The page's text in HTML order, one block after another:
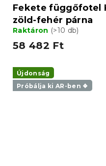
Fekete függőfotel
zöld-fehér párna
Raktáron (>10 db)
58 482 Ft
Újdonság
Próbálja ki AR-ben ❖